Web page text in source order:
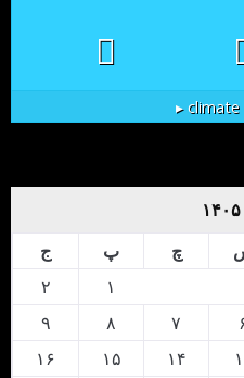
چ پ ج
۱
۲
۷ ۸
۹
۱۴ ۱۵
۱۶